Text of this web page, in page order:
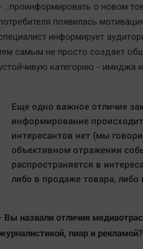
…проинформировать о новом
появилась
информирует
самым не просто создает
категорию - имиджа и
Еще одно важное отличие
информирование
интересантов нет (мы
объективном отражении
распространяется в
либо в продаже товара,
Вы назвали отличия
пиар и рекламой?